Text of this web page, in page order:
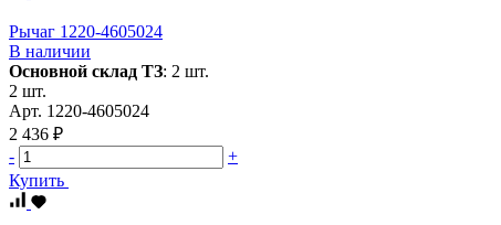
Рычаг 1220-4605024
В наличии
Основной склад ТЗ: 2 шт.
2 шт.
Арт. 1220-4605024
2 436 ₽
-
+
Купить